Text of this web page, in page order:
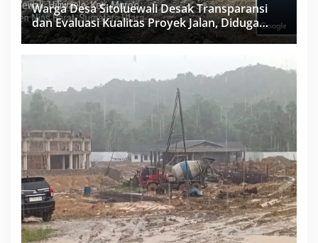
Warga Desa Sitoluewali Desak Transparansi
dan Evaluasi Kualitas Proyek Jalan, Diduga
Minim Informasi